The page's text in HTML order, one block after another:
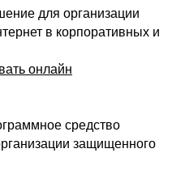
для организации
в корпоративных и
онлайн
средство
защищенного